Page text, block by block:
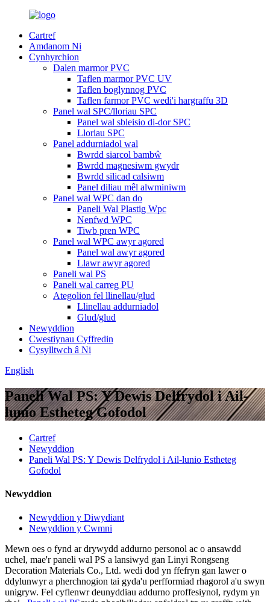
Cartref
Amdanom Ni
Cynhyrchion
Dalen marmor PVC
Taflen marmor PVC UV
Taflen boglynnog PVC
Taflen farmor PVC wedi'i hargraffu 3D
Panel wal SPC/lloriau SPC
Panel wal sbleisio di-dor SPC
Lloriau SPC
Panel addurniadol wal
Bwrdd siarcol bambŵ
Bwrdd magnesiwm gwydr
Bwrdd silicad calsiwm
Panel diliau mêl alwminiwm
Panel wal WPC dan do
Paneli Wal Plastig Wpc
Nenfwd WPC
Tiwb pren WPC
Panel wal WPC awyr agored
Panel wal awyr agored
Llawr awyr agored
Paneli wal PS
Paneli wal carreg PU
Ategolion fel llinellau/glud
Llinellau addurniadol
Glud/glud
Newyddion
Cwestiynau Cyffredin
Cysylltwch â Ni
English
Paneli Wal PS: Y Dewis Delfrydol i Ail-
lunio Estheteg Gofodol
Cartref
Newyddion
Paneli Wal PS: Y Dewis Delfrydol i Ail-lunio Estheteg
Gofodol
Newyddion
Newyddion y Diwydiant
Newyddion y Cwmni
Mewn oes o fynd ar drywydd addurno personol ac o ansawdd
uchel, mae'r paneli wal PS a lansiwyd gan Linyi Rongseng
Decoration Materials Co., Ltd. wedi dod yn ffefryn gan lawer o
ddylunwyr a pherchnogion tai gyda'u perfformiad rhagorol a'u swyn
unigryw. Fel cyflenwr deunyddiau addurno proffesiynol, rydym yn